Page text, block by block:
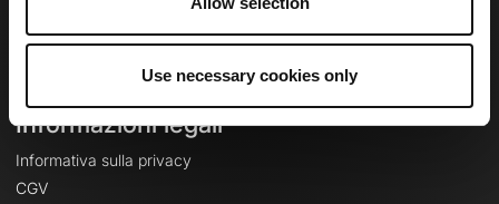
Use necessary cookies only
Crea un account
Informazioni legali
Informativa sulla privacy
CGV